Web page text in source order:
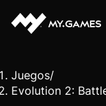
Juegos/
Evolution 2: